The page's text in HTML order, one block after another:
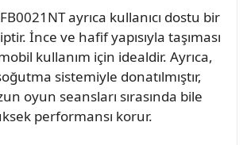
ayrıca kullanıcı dostu bir
İnce ve hafif yapısıyla taşıması
kullanım için idealdir. Ayrıca,
sistemiyle donatılmıştır,
oyun seansları sırasında bile
performansı korur.